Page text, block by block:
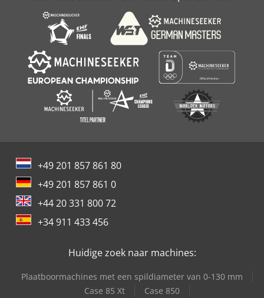
+49 201 857 861 80
+49 201 857 861 0
+44 20 331 800 72
+34 911 433 456
Huidige zoek naar machines:
Plaatboormachines met een spildiameter van 0-130 mm
Case 85 Xt
Case 850